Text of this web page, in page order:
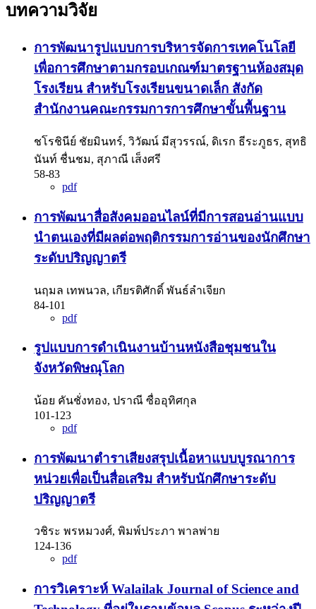
บทความวิจัย
การพัฒนารูปแบบการบริหารจัดการเทคโนโลยี
เพื่อการศึกษาตามกรอบเกณฑ์มาตรฐานห้องสมุด
โรงเรียน สำหรับโรงเรียนขนาดเล็ก สังกัด
สำนักงานคณะกรรมการการศึกษาขั้นพื้นฐาน
ชโรชินีย์ ชัยมินทร์, วิวัฒน์ มีสุวรรณ์, ดิเรก ธีระภูธร, สุทธิ
นันท์ ชื่นชม, สุภาณี เส็งศรี
58-83
pdf
การพัฒนาสื่อสังคมออนไลน์ที่มีการสอนอ่านแบบ
นำตนเองที่มีผลต่อพฤติกรรมการอ่านของนักศึกษา
ระดับปริญญาตรี
นฤมล เทพนวล, เกียรติศักดิ์ พันธ์ลำเจียก
84-101
pdf
รูปแบบการดำเนินงานบ้านหนังสือชุมชนใน
จังหวัดพิษณุโลก
น้อย คันชั่งทอง, ปราณี ซื่ออุทิศกุล
101-123
pdf
การพัฒนาตำราเสียงสรุปเนื้อหาแบบบูรณาการ
หน่วยเพื่อเป็นสื่อเสริม สำหรับนักศึกษาระดับ
ปริญญาตรี
วชิระ พรหมวงศ์, พิมพ์ประภา พาลพ่าย
124-136
pdf
การวิเคราะห์ Walailak Journal of Science and